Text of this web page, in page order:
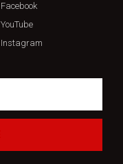
Facebook
YouTube
Instagram